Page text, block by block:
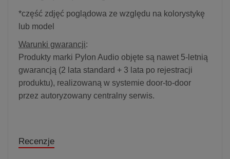
*część zdjęć poglądowa ze względu na kolorystykę
lub model
Warunki gwarancji:
Produkty marki Pylon Audio objęte są nawet 5-letnią
gwarancją (2 lata standard + 3 lata po rejestracji
produktu), realizowaną w systemie door-to-door
przez autoryzowany centralny serwis.
Recenzje